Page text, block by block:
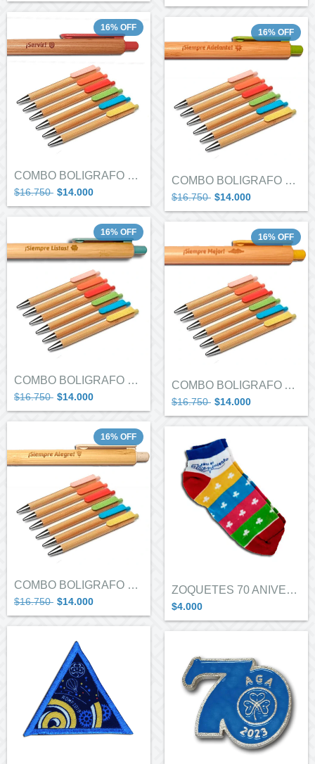
16% OFF
COMBO BOLIGRAFO GUIAS MAYORES X 5
$16.750 $14.000
16% OFF
COMBO BOLIGRAFO GUIAS DEL SOL X 5
$16.750 $14.000
16% OFF
COMBO BOLIGRAFO GUIAS EN CARAVANA X5
$16.750 $14.000
16% OFF
COMBO BOLIGRAFO ALITAS X 5
$16.750 $14.000
16% OFF
COMBO BOLIGRAFO PIMPOLLITOS X 5
$16.750 $14.000
ZOQUETES 70 ANIVERSARIO
$4.000